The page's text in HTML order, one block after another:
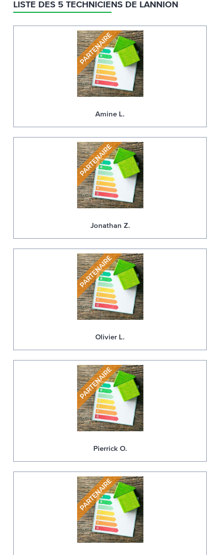
LISTE DES 5 TECHNICIENS DE LANNION
Amine L.
Jonathan Z.
Olivier L.
Pierrick O.